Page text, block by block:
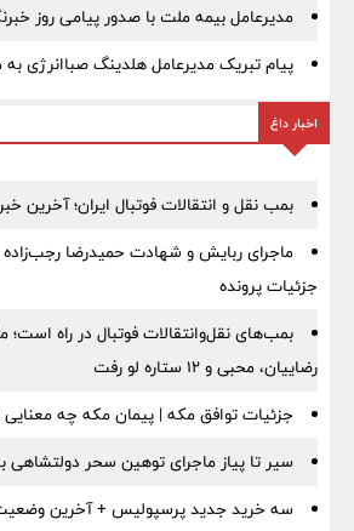
مدیرعامل بیمه ملت با صدور پیامی روز
پیام تبریک مدیرعامل هلدینگ صباانرژی به
اخبار داغ
بمب نقل‌ و انتقالات فوتبال ایران؛ آخرین
ماجرای ربایش و شهادت حمیدرضا
جزئیات پرونده
بمب‌های نقل‌وانتقالات فوتبال در راه
رضاییان، محبی و ۱۲ ستاره لو رفت
جزئیات توافق مکه | پیمان مکه چه معنایی
سیر تا پیاز ماجرای توهین سحر دولتشاهی
سه خرید جدید پرسپولیس + آخرین